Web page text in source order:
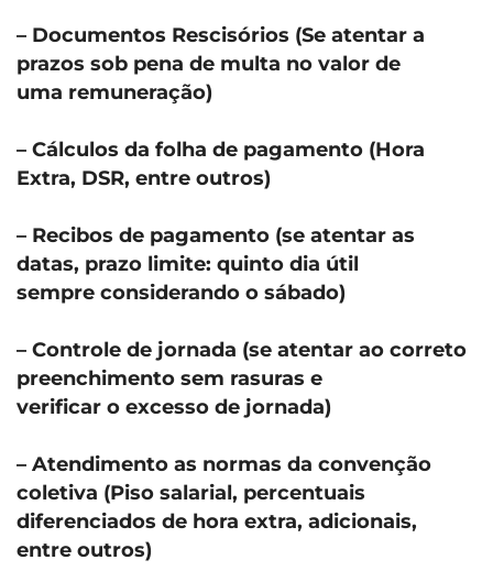
– Documentos Rescisórios (Se atentar a
prazos sob pena de multa no valor de
uma remuneração)
– Cálculos da folha de pagamento (Hora
Extra, DSR, entre outros)
– Recibos de pagamento (se atentar as
datas, prazo limite: quinto dia útil
sempre considerando o sábado)
– Controle de jornada (se atentar ao correto
preenchimento sem rasuras e
verificar o excesso de jornada)
– Atendimento as normas da convenção
coletiva (Piso salarial, percentuais
diferenciados de hora extra, adicionais,
entre outros)